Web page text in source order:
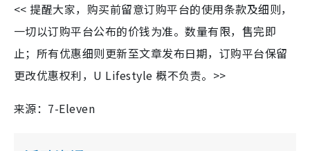
<< 提醒大家，购买前留意订购平台的使用条款及细则，
一切以订购平台公布的价钱为准。数量有限，售完即
止；所有优惠细则更新至文章发布日期，订购平台保留
更改优惠权利，U Lifestyle 概不负责。>>
来源：7-Eleven